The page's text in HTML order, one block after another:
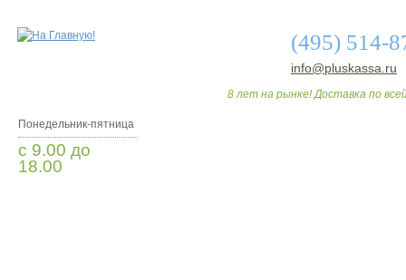
(495) 514-
info@pluskassa.ru
8 лет на рынке! Доставка по
Понедельник-пятница
с 9.00 до
18.00